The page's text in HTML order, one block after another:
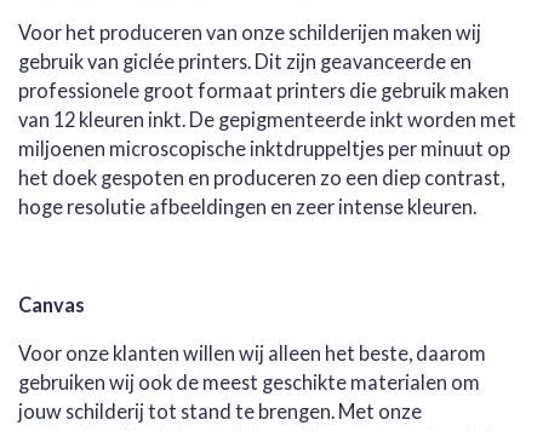
Voor het produceren van onze schilderijen maken wij
gebruik van giclée printers. Dit zijn geavanceerde en
professionele groot formaat printers die gebruik maken
van 12 kleuren inkt. De gepigmenteerde inkt worden met
miljoenen microscopische inktdruppeltjes per minuut op
het doek gespoten en produceren zo een diep contrast,
hoge resolutie afbeeldingen en zeer intense kleuren.
Canvas
Voor onze klanten willen wij alleen het beste, daarom
gebruiken wij ook de meest geschikte materialen om
jouw schilderij tot stand te brengen. Met onze